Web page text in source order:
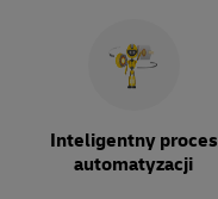
Inteligentny proces
automatyzacji